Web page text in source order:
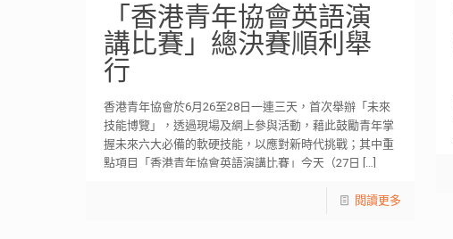
「香港青年協會英語演
講比賽」總決賽順利舉
行
香港青年協會於6月26至28日一連三天，首次舉辦「未來
技能博覽」，透過現場及網上參與活動，藉此鼓勵青年掌
握未來六大必備的軟硬技能，以應對新時代挑戰；其中重
點項目「香港青年協會英語演講比賽」今天（27日
閱讀更多